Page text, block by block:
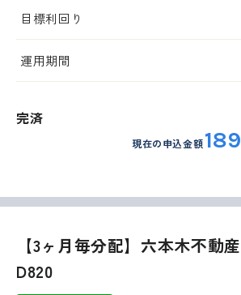
目標利回り
運用期間
完済
現在の申込金額
【3ヶ月毎分配】六本木不動
D820